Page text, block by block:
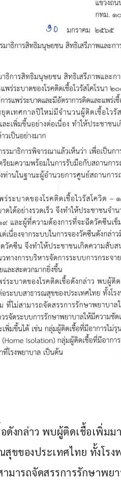
ดังกล่าว พบผู้ติดเชื้อเพิ่ม
ขของประเทศไทย ทั้งโรง
มารถจัดสรรการรักษาพย